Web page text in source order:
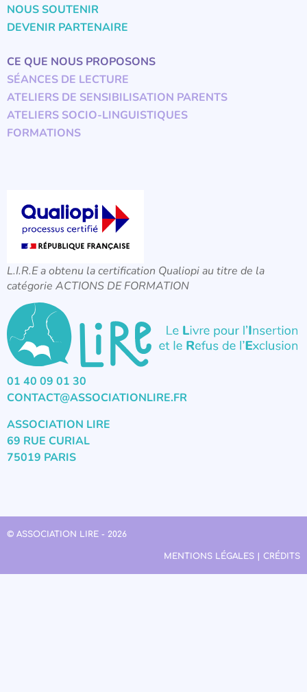
NOUS SOUTENIR
DEVENIR PARTENAIRE
CE QUE NOUS PROPOSONS
SÉANCES DE LECTURE
ATELIERS DE SENSIBILISATION PARENTS
ATELIERS SOCIO-LINGUISTIQUES
FORMATIONS
L.I.R.E a obtenu la certification Qualiopi au titre de la
catégorie ACTIONS DE FORMATION
01 40 09 01 30
CONTACT@ASSOCIATIONLIRE.FR
ASSOCIATION LIRE
69 RUE CURIAL
75019 PARIS
© ASSOCIATION LIRE - 2026
MENTIONS LÉGALES | CRÉDITS